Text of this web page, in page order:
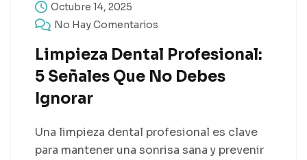
Octubre 14, 2025
No Hay Comentarios
Limpieza Dental Profesional:
5 Señales Que No Debes
Ignorar
Una limpieza dental profesional es clave
para mantener una sonrisa sana y prevenir